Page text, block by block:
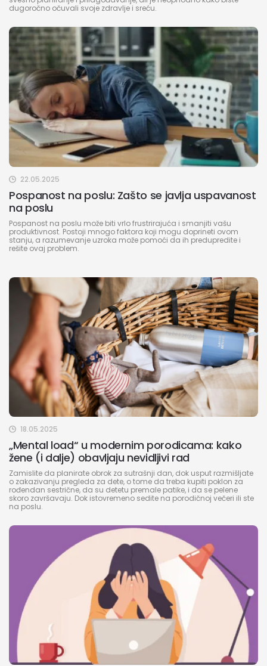
dugoročno očuvali svoje zdravlje i sreću.
22.05.2025
Pospanost na poslu: Zašto se javlja uspavanost
na poslu
Pospanost na poslu može biti vrlo frustrirajuća i smanjiti vašu
produktivnost. Postoji mnogo faktora koji mogu doprineti ovom
stanju, a razumevanje uzroka može pomoći da ih predupredite i
rešite ovaj problem.
18.05.2025
„Mental load“ u modernim porodicama: kako
žene (i dalje) obavljaju nevidljivi rad
Zamislite da planirate obrok za sutrašnji dan, dok usput razmišljate
o zakazivanju pregleda za dete, o tome da treba kupiti poklon za
rođendan sestrične, da su detetu premale patike, i da se pelene
skoro završavaju. Dok istovremeno sedite na porodičnoj večeri ili ste
na poslu.